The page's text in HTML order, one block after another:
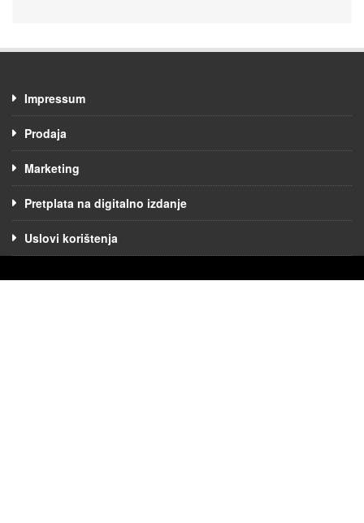
Impressum
Prodaja
Marketing
Pretplata na digitalno izdanje
Uslovi korištenja